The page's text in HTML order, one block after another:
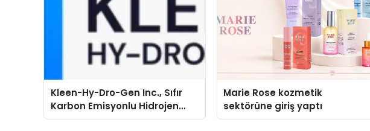
Kleen-Hy-Dro-Gen Inc., Sıfır
Karbon Emisyonlu Hidrojen
Isıtma Teknolojisinde ISO ve
Marie Rose kozmetik
sektörüne giriş yaptı